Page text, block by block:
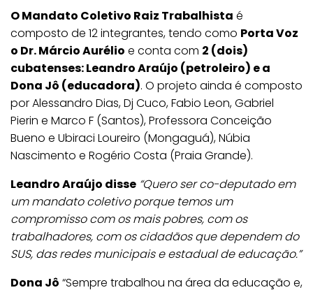
O Mandato Coletivo Raiz Trabalhista é
composto de 12 integrantes, tendo como Porta Voz
o Dr. Márcio Aurélio e conta com 2 (dois)
cubatenses: Leandro Araújo (petroleiro) e a
Dona Jô (educadora). O projeto ainda é composto
por Alessandro Dias, Dj Cuco, Fabio Leon, Gabriel
Pierin e Marco F (Santos), Professora Conceição
Bueno e Ubiraci Loureiro (Mongaguá), Núbia
Nascimento e Rogério Costa (Praia Grande).
Leandro Araújo disse “Quero ser co-deputado em
um mandato coletivo porque temos um
compromisso com os mais pobres, com os
trabalhadores, com os cidadãos que dependem do
SUS, das redes municipais e estadual de educação.”
Dona Jô “Sempre trabalhou na área da educação e,